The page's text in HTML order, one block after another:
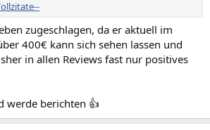
zugeschlagen, da er aktuell im
400€ kann sich sehen lassen und
in allen Reviews fast nur positives
werde berichten 👍